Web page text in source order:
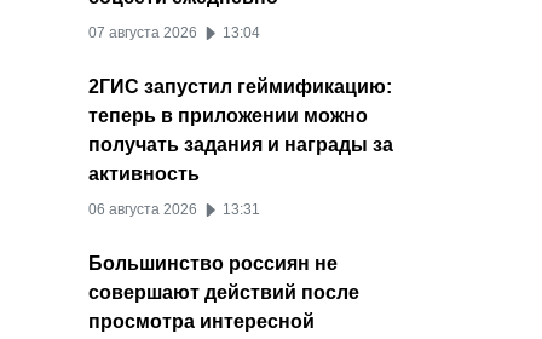
07 августа 2026 13:04
2ГИС запустил геймификацию:
теперь в приложении можно
получать задания и награды за
активность
06 августа 2026 13:31
Большинство россиян не
совершают действий после
просмотра интересной